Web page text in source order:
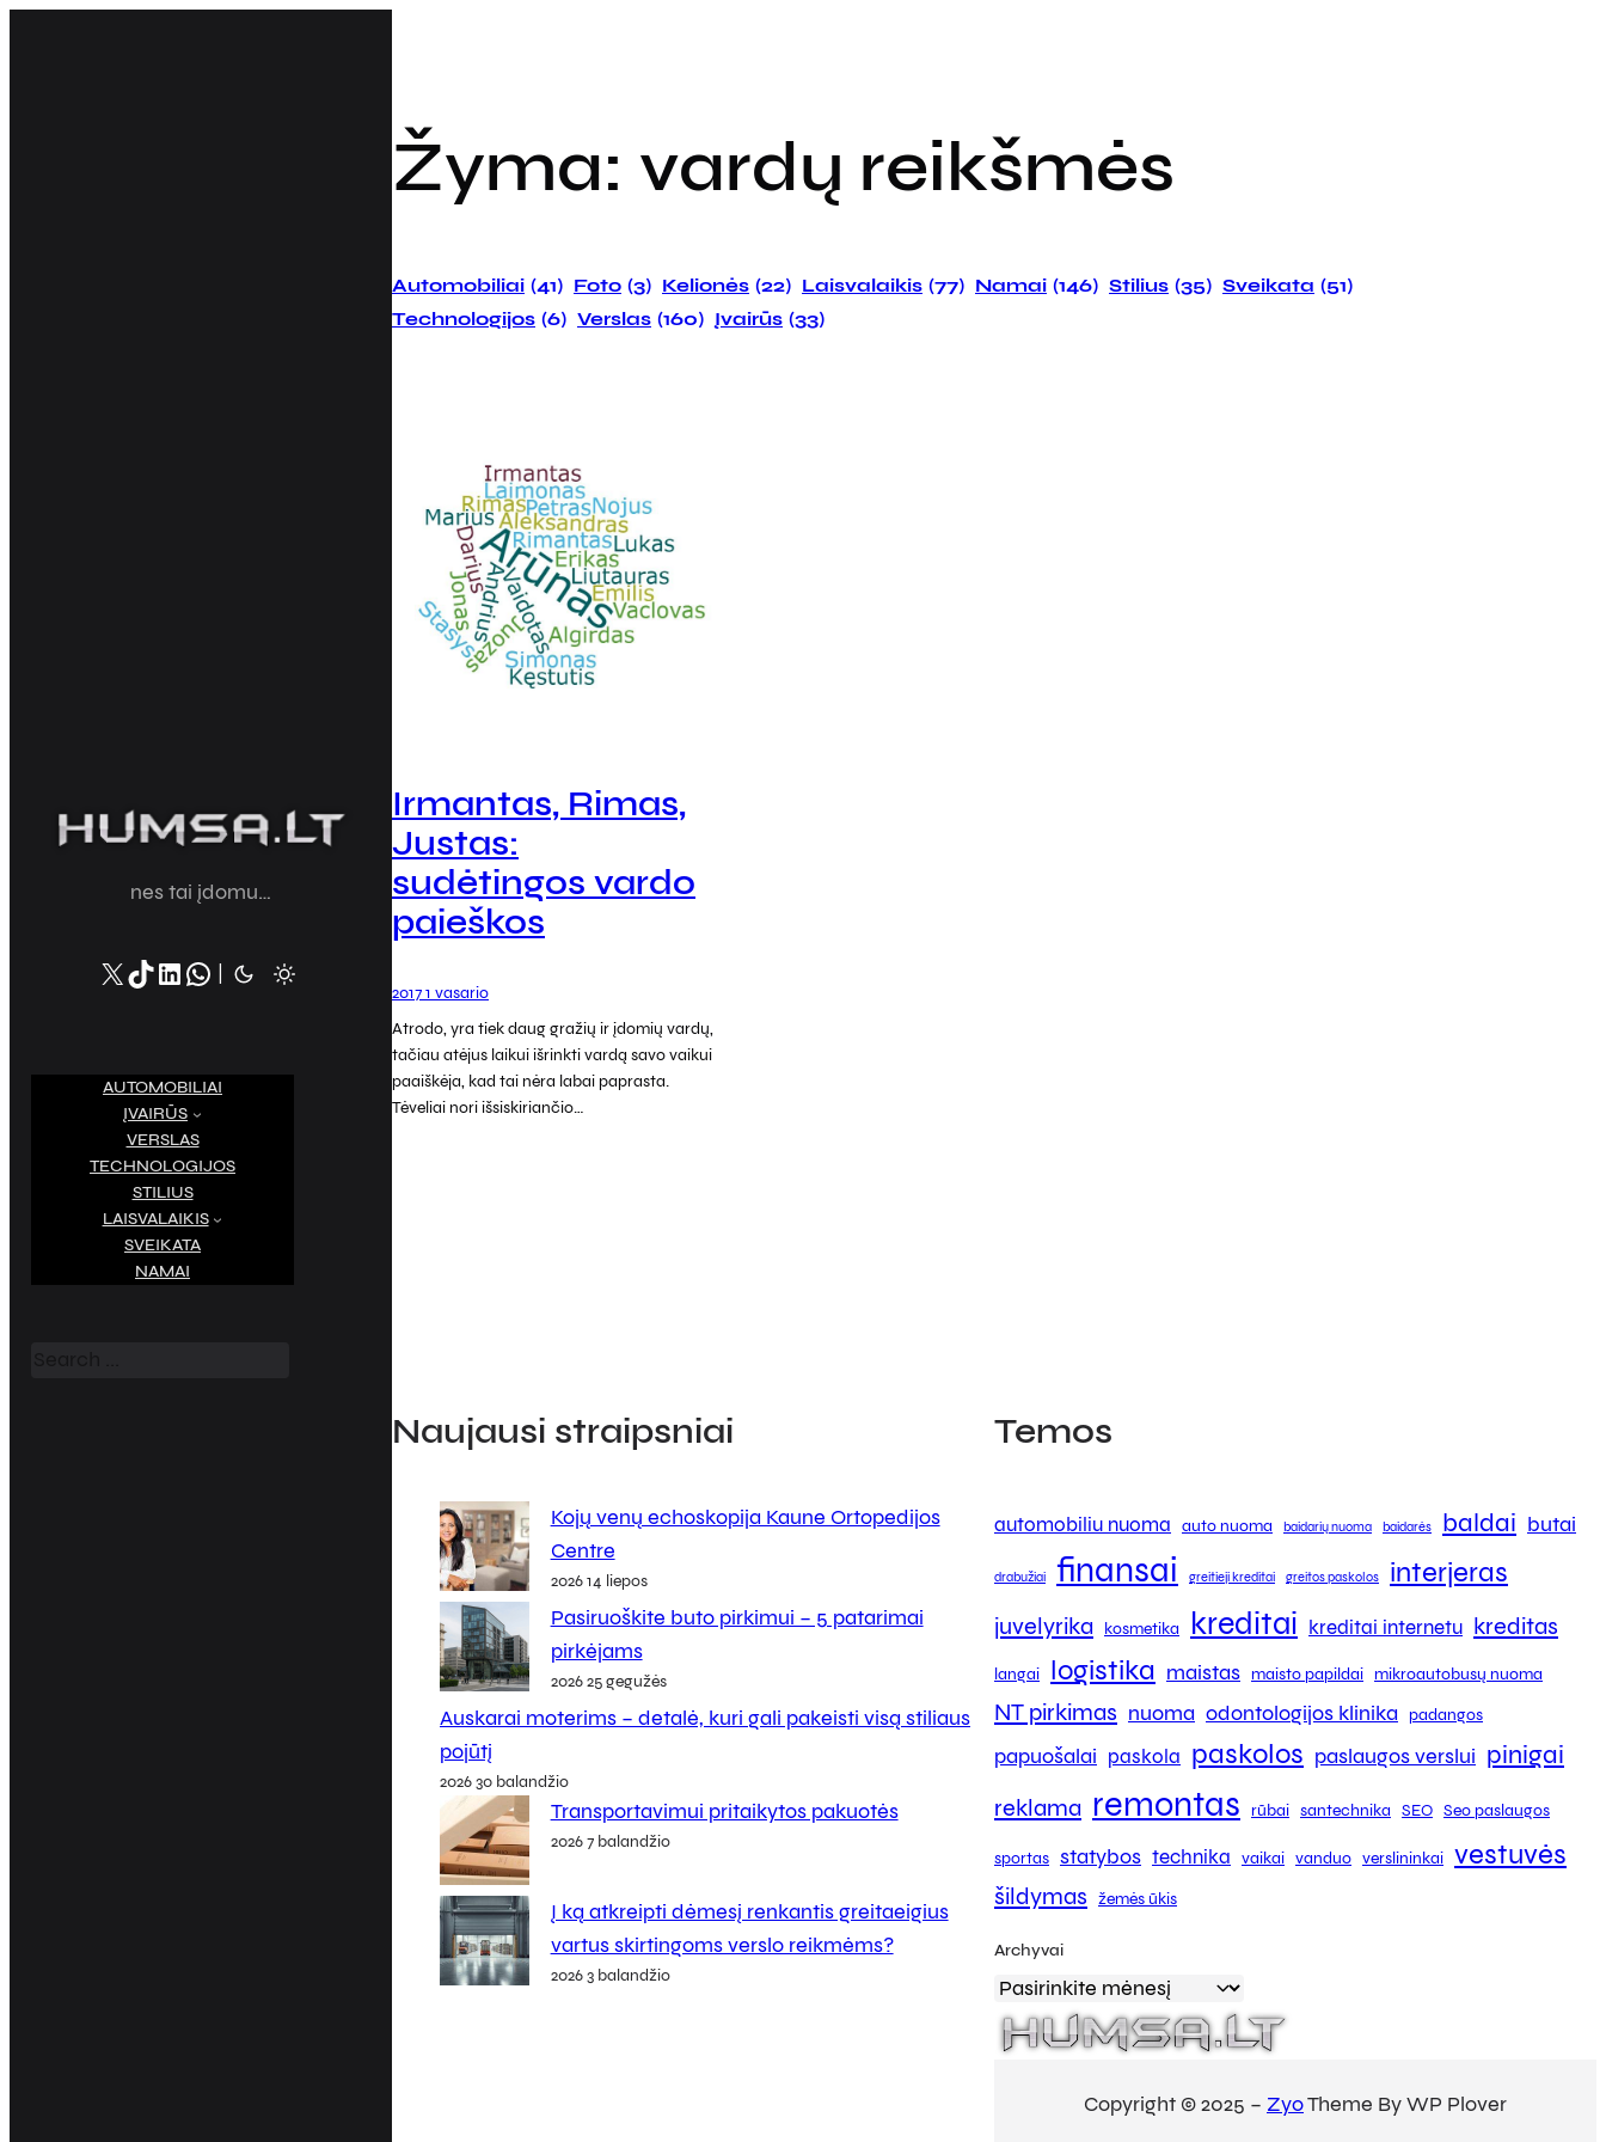
nes tai įdomu…
X TikTok LinkedIn WhatsApp
AUTOMOBILIAI
ĮVAIRŪS
VERSLAS
TECHNOLOGIJOS
STILIUS
LAISVALAIKIS
SVEIKATA
NAMAI
Žyma: vardų reikšmės
Automobiliai (41) Foto (3) Kelionės (22) Laisvalaikis (77) Namai (146) Stilius (35) Sveikata (51)
Technologijos (6) Verslas (160) Įvairūs (33)
Irmantas, Rimas,
Justas:
sudėtingos vardo
paieškos
2017 1 vasario
Atrodo, yra tiek daug gražių ir įdomių vardų,
tačiau atėjus laikui išrinkti vardą savo vaikui
paaiškėja, kad tai nėra labai paprasta.
Tėveliai nori išsiskiriančio…
Naujausi straipsniai
Kojų venų echoskopija Kaune Ortopedijos
Centre
2026 14 liepos
Pasiruoškite buto pirkimui – 5 patarimai
pirkėjams
2026 25 gegužės
Auskarai moterims – detalė, kuri gali pakeisti visą stiliaus
pojūtį
2026 30 balandžio
Transportavimui pritaikytos pakuotės
2026 7 balandžio
Į ką atkreipti dėmesį renkantis greitaeigius
vartus skirtingoms verslo reikmėms?
2026 3 balandžio
Temos
automobiliu nuoma auto nuoma baidarių nuoma baidarės baldai butai
drabužiai finansai greitieji kreditai greitos paskolos interjeras
juvelyrika kosmetika kreditai kreditai internetu kreditas
langai logistika maistas maisto papildai mikroautobusų nuoma
NT pirkimas nuoma odontologijos klinika padangos
papuošalai paskola paskolos paslaugos verslui pinigai
reklama remontas rūbai santechnika SEO Seo paslaugos
sportas statybos technika vaikai vanduo verslininkai vestuvės
šildymas žemės ūkis
Archyvai
Copyright © 2025 – ZyoTheme By WP Plover